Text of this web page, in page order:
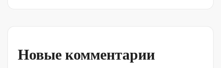
Новые комментарии